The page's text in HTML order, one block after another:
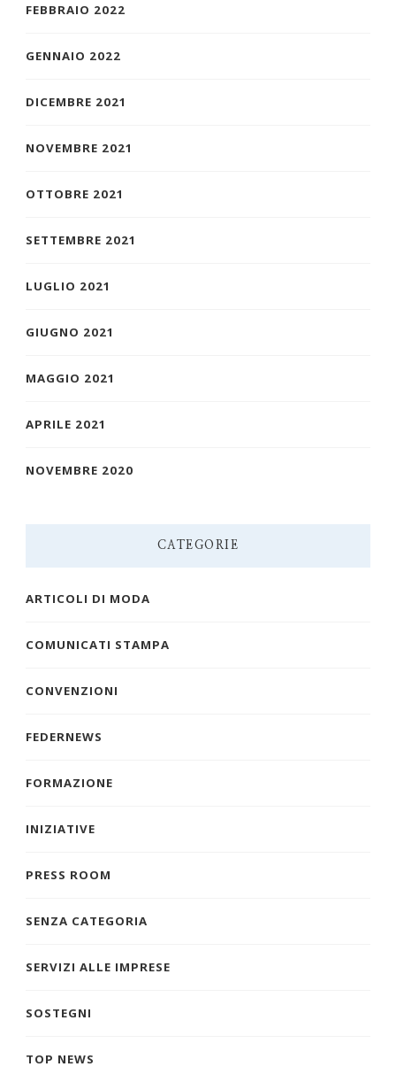
FEBBRAIO 2022
GENNAIO 2022
DICEMBRE 2021
NOVEMBRE 2021
OTTOBRE 2021
SETTEMBRE 2021
LUGLIO 2021
GIUGNO 2021
MAGGIO 2021
APRILE 2021
NOVEMBRE 2020
CATEGORIE
ARTICOLI DI MODA
COMUNICATI STAMPA
CONVENZIONI
FEDERNEWS
FORMAZIONE
INIZIATIVE
PRESS ROOM
SENZA CATEGORIA
SERVIZI ALLE IMPRESE
SOSTEGNI
TOP NEWS